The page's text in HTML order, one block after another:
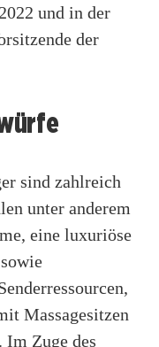
und in der
der
sind zahlreich
unter anderem
eine luxuriöse
Massagesitzen
Zuge des